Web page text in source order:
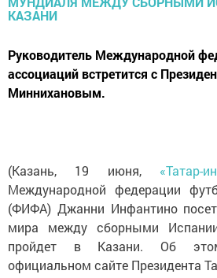
Руководитель Международной
ассоциаций встретится с
Миннихановым.
(Казань, 19 июня, «Татар-
Международной федерации
(ФИФА) Джанни Инфантино
мира между сборными
пройдет в Казани. Об
официальном сайте Президента